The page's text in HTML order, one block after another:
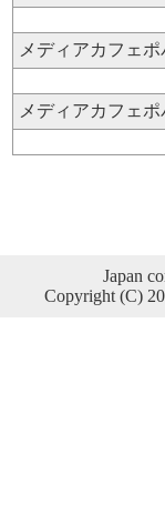
メディアカフェ
メディアカフェ
Japan
Copyright (C)